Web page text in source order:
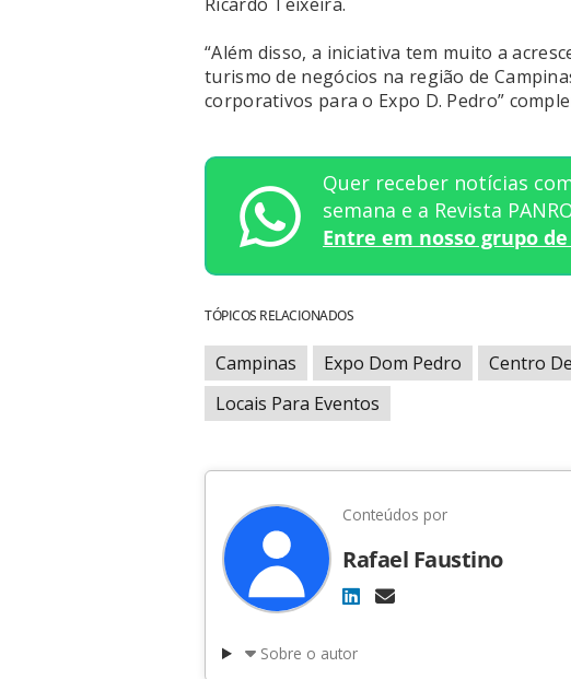
“Além disso, a iniciativa tem muito a
turismo de negócios na região de
corporativos para o Expo D. Pedro”
Quer receber notícias
semana e a Revista
Entre em nosso grupo
TÓPICOS RELACIONADOS
Campinas Expo Dom Pedro Centro
Locais Para Eventos
Conteúdos por
Rafael Faustino
Sobre o autor